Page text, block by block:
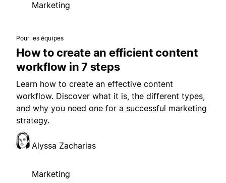
Marketing
Pour les équipes
How to create an efficient content
workflow in 7 steps
Learn how to create an effective content
workflow. Discover what it is, the different types,
and why you need one for a successful marketing
strategy.
Alyssa Zacharias
Marketing